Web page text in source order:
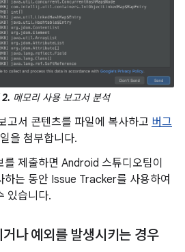
2. 메모리 사용 보고서 분석
고서 콘텐츠를 파일에 복사하고 버그
을 첨부합니다.
를 제출하면 Android 스튜디오팀이
하는 동안 Issue Tracker를 사용하여
있습니다.
나 예외를 발생시키는 경우